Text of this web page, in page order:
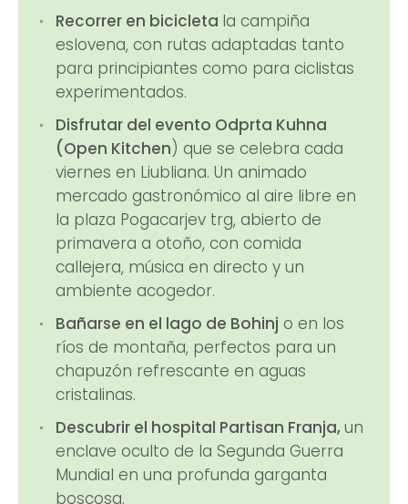
Recorrer en bicicleta la campiña
eslovena, con rutas adaptadas tanto
para principiantes como para ciclistas
experimentados.
Disfrutar del evento Odprta Kuhna
(Open Kitchen) que se celebra cada
viernes en Liubliana. Un animado
mercado gastronómico al aire libre en
la plaza Pogacarjev trg, abierto de
primavera a otoño, con comida
callejera, música en directo y un
ambiente acogedor.
Bañarse en el lago de Bohinj o en los
ríos de montaña, perfectos para un
chapuzón refrescante en aguas
cristalinas.
Descubrir el hospital Partisan Franja,un
enclave oculto de la Segunda Guerra
Mundial en una profunda garganta
boscosa.